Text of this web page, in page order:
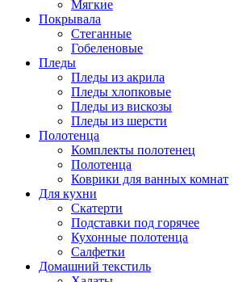
Мягкие
Покрывала
Стеганные
Гобеленовые
Пледы
Пледы из акрила
Пледы хлопковые
Пледы из вискозы
Пледы из шерсти
Полотенца
Комплекты полотенец
Полотенца
Коврики для ванных комнат
Для кухни
Скатерти
Подставки под горячее
Кухонные полотенца
Салфетки
Домашний текстиль